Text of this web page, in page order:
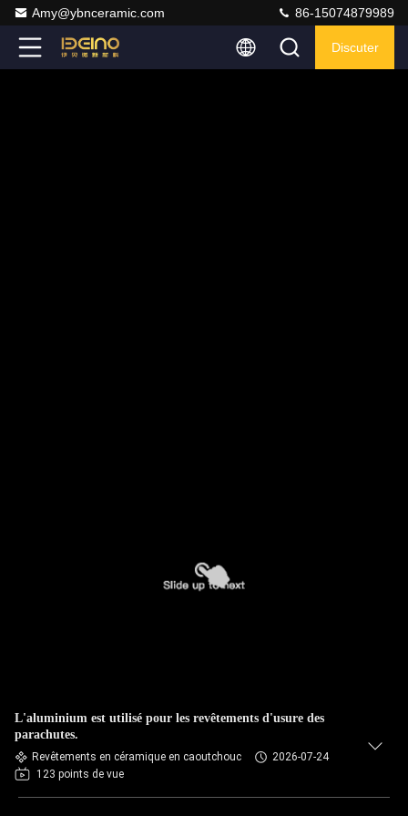
Amy@ybnceramic.com 86-15074879989
Discuter
L'aluminium est utilisé pour les revêtements d'usure des
parachutes.
Revêtements en céramique en caoutchouc
2026-07-24
123 points de vue